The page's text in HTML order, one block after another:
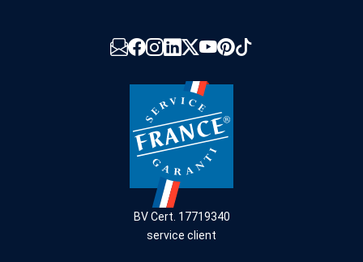
BV Cert. 17719340
service client